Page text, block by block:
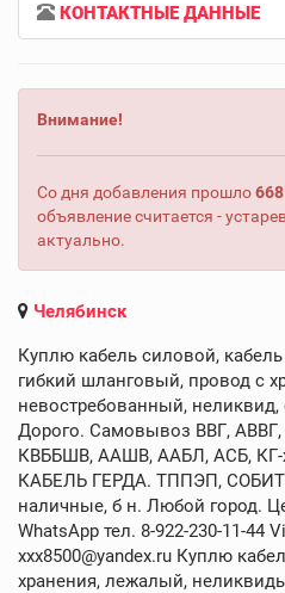
КОНТАКТНЫЕ ДАННЫЕ
Внимание!
Со дня добавления прошло668
объявление считается -
актуально.
Челябинск
Куплю кабель силовой,
гибкий шланговый, провод с
невостребованный,
Дорого. Самовывоз ВВГ,
КВББШВ, ААШВ, ААБЛ, АСБ,
КАБЕЛЬ ГЕРДА. ТППЭП, СОБИТ
наличные, б н. Любой город.
WhatsApp тел. 8-922-230-11-44
xxx8500@yandex.ru Куплю
хранения, лежалый,